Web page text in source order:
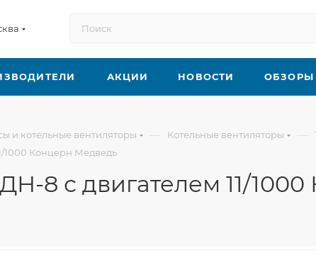
АКЦИИ НОВОСТИ ОБЗОРЫ
и котельные вентиляторы — Котельные вентиляторы —
1000 Концерн Медведь
8 с двигателем 11/